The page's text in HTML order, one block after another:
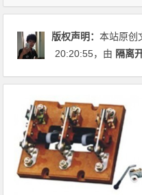
版权声明：本站原创
20:20:55，由 隔离